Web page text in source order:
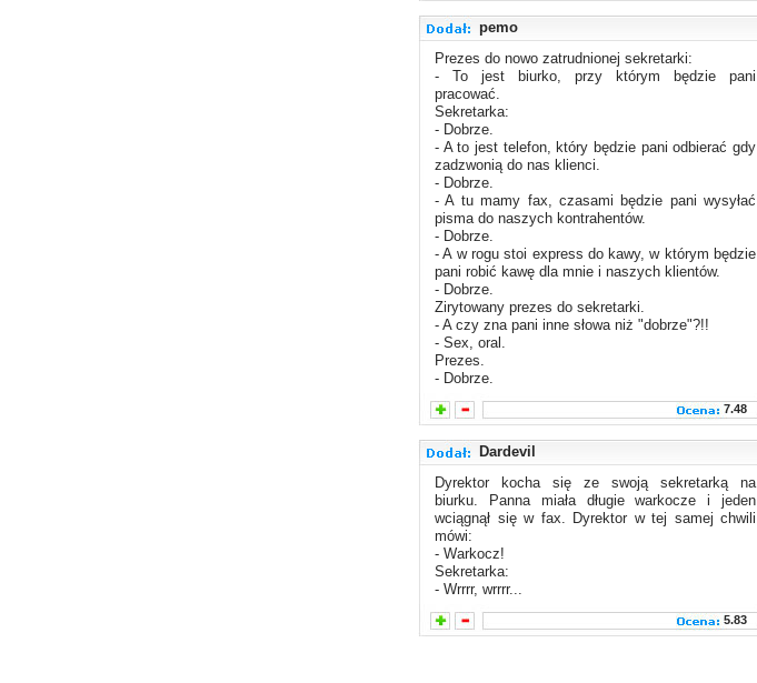
pemo
Prezes do nowo zatrudnionej sekretarki:
- To jest biurko, przy którym będzie pani
pracować.
Sekretarka:
- Dobrze.
- A to jest telefon, który będzie pani odbierać gdy
zadzwonią do nas klienci.
- Dobrze.
- A tu mamy fax, czasami będzie pani wysyłać
pisma do naszych kontrahentów.
- Dobrze.
- A w rogu stoi express do kawy, w którym będzie
pani robić kawę dla mnie i naszych klientów.
- Dobrze.
Zirytowany prezes do sekretarki.
- A czy zna pani inne słowa niż "dobrze"?!!
- Sex, oral.
Prezes.
- Dobrze.
7.48
Dardevil
Dyrektor kocha się ze swoją sekretarką na
biurku. Panna miała długie warkocze i jeden
wciągnął się w fax. Dyrektor w tej samej chwili
mówi:
- Warkocz!
Sekretarka:
- Wrrrr, wrrrr...
5.83